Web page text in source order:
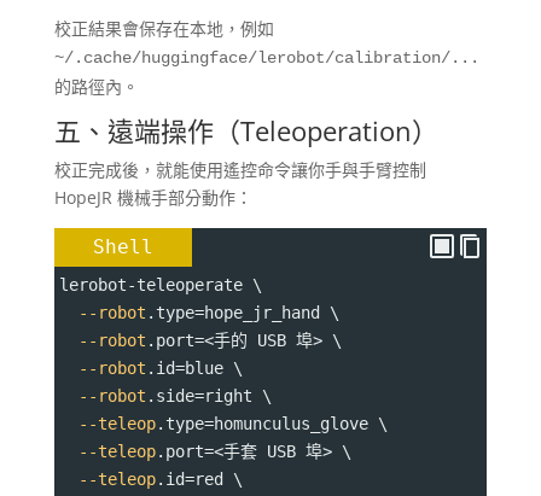
校正結果會保存在本地，例如
~/.cache/huggingface/lerobot/calibration/...
的路徑內。
五、遠端操作（Teleoperation）
校正完成後，就能使用遙控命令讓你手與手臂控制
HopeJR 機械手部分動作：
Shell
lerobot-teleoperate \
--robot .type=hope_jr_hand \
--robot .port=<手的 USB 埠> \
--robot .id=blue \
--robot .side=right \
--teleop.type=homunculus_glove \
--teleop.port=<手套 USB 埠> \
--teleop.id=red \